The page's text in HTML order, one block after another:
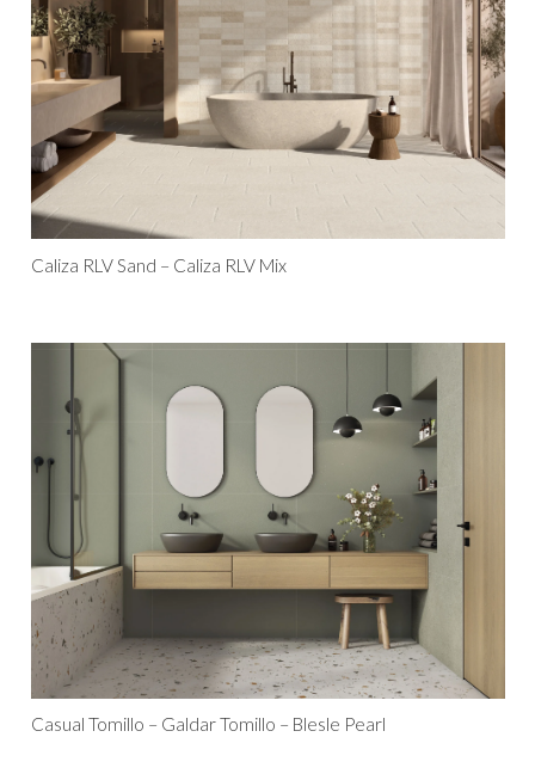
Caliza RLV Sand – Caliza RLV Mix
Casual Tomillo – Galdar Tomillo – Blesle Pearl